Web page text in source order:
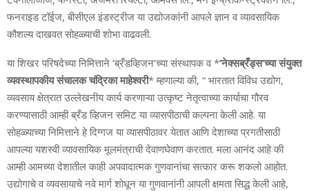
फनराइड टॉईज, बीसीएल इंडस्ट्रीज या उद्योजकांनी आपले ज्ञान व व्यावसायिक
कौशल्य दाखवत सोहळ्याची शोभा वाढवली.
या शिखर परिषदेच्या निमित्ताने ‘ब्रँडव्हिजन’च्या संस्थापक व *‘नेक्सब्रँड्स’च्या संयुक्त
व्यवस्थापकीय संचालक चंद्रिका माहेश्वरी* म्हणाल्या की, “ भारतात विविध उद्योग,
व्यवसाय क्षेत्रात उल्लेखनीय कार्य करणाऱ्या उत्कृष्ट नेतृत्वाच्या कार्याचा गौरव
करण्यासाठी आम्ही ब्रँड व्हिजन समिट या व्यासपीठाची कल्पना केली आहे. या
सोहळ्याच्या निमित्ताने हे दिग्गज या व्यासपीठावर येतात आणि देशाच्या प्रगतीसाठी
आपल्या यशस्वी व्यावसायिक मूलमंत्राची देवाणघेवाण करतात. मला आनंद आहे की
आम्ही आमच्या देशातील काही अपवादात्मक गुणवानांचा सत्कार करू शकलो आहोत.
उद्योगाचे व व्यवसायाचे नवे मार्ग शोधून या गुणवानांनी आपली क्षमता सिद्ध केली आहे,